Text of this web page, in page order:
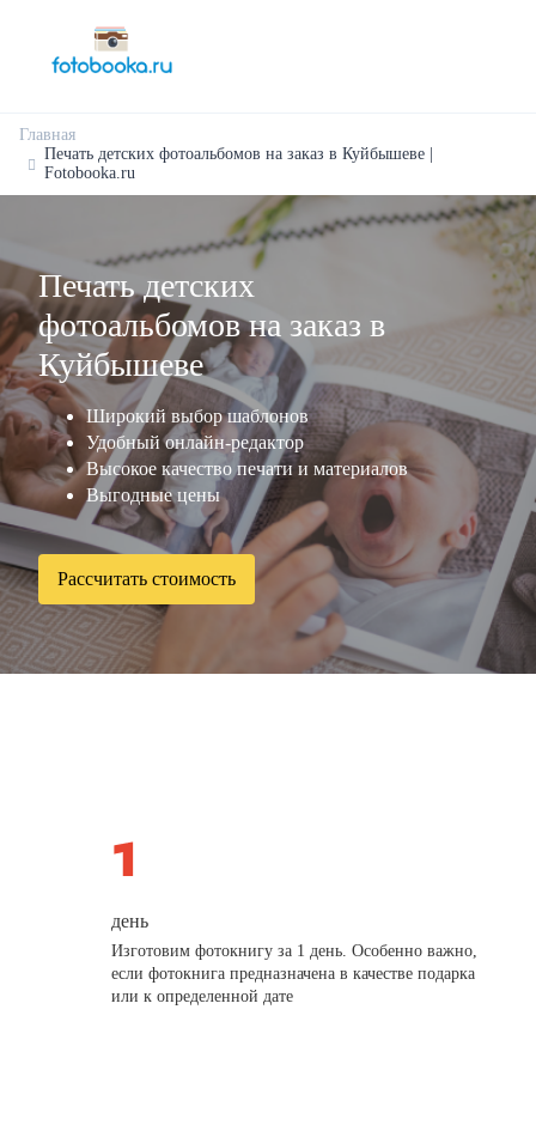
Главная
Печать детских фотоальбомов на заказ в Куйбышеве |
Fotobooka.ru
Печать детских
фотоальбомов на заказ в
Куйбышеве
Широкий выбор шаблонов
Удобный онлайн-редактор
Высокое качество печати и материалов
Выгодные цены
Рассчитать стоимость
день
Изготовим фотокнигу за 1 день. Особенно важно,
если фотокнига предназначена в качестве подарка
или к определенной дате